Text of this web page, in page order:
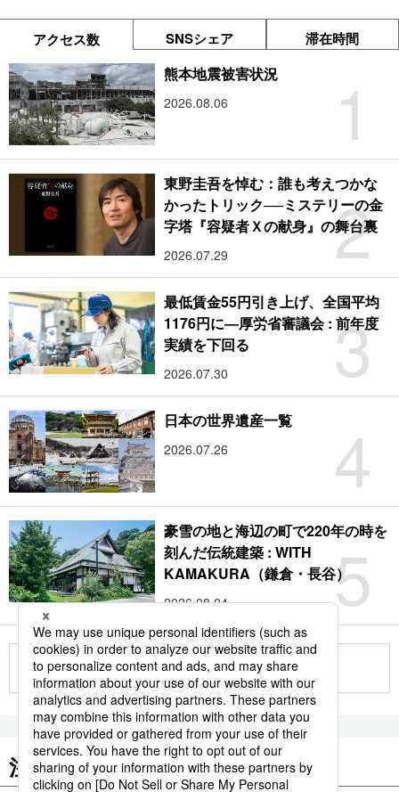
アクセス数 SNSシェア 滞在時間
1
熊本地震被害状況
2026.08.06
2
東野圭吾を悼む：誰も考えつかな
かったトリック──ミステリーの金
字塔『容疑者Ｘの献身』の舞台裏
2026.07.29
3
最低賃金55円引き上げ、全国平均
1176円に―厚労省審議会 : 前年度
実績を下回る
2026.07.30
4
日本の世界遺産一覧
2026.07.26
5
豪雪の地と海辺の町で220年の時を
刻んだ伝統建築 : WITH
KAMAKURA（鎌倉・長谷）
2026.08.04
もっと見る
注目のキーワード